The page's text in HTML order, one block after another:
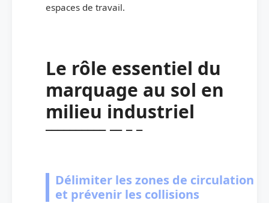
espaces de travail.
Le rôle essentiel du
marquage au sol en
milieu industriel
Délimiter les zones de circulation
et prévenir les collisions